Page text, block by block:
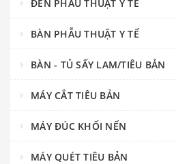
ĐÈN PHẪU THUẬT Y TẾ
BÀN PHẪU THUẬT Y TẾ
BÀN - TỦ SẤY LAM/TIÊU BẢN
MÁY CẮT TIÊU BẢN
MÁY ĐÚC KHỐI NẾN
MÁY QUÉT TIÊU BẢN